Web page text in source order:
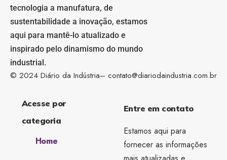
tecnologia a manufatura, de
sustentabilidade a inovação, estamos
aqui para mantê-lo atualizado e
inspirado pelo dinamismo do mundo
industrial.
© 2024 Diário da Indústria– contato@diariodaindustria.com.br
Acesse por
categoria
Home
Entre em contato
Estamos aqui para
fornecer as informações